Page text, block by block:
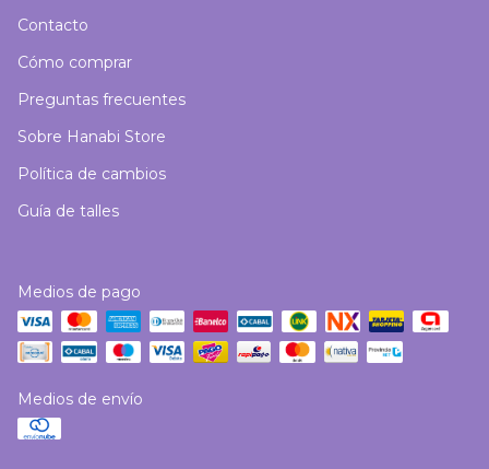
Contacto
Cómo comprar
Preguntas frecuentes
Sobre Hanabi Store
Política de cambios
Guía de talles
Medios de pago
Medios de envío